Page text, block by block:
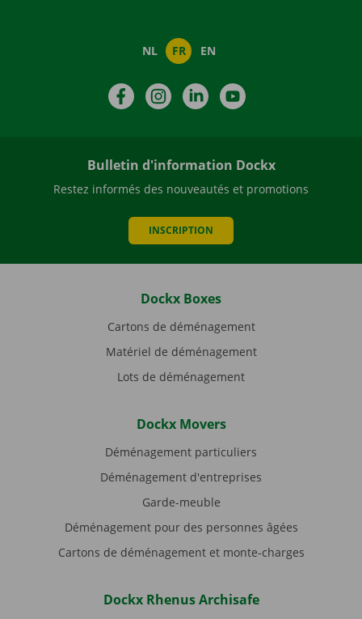
NL FR EN
FacebookInstagramLinkedIn
Bulletin d'information Dockx
Restez informés des nouveautés et promotions
INSCRIPTION
Dockx Boxes
Cartons de déménagement
Matériel de déménagement
Lots de déménagement
Dockx Movers
Déménagement particuliers
Déménagement d'entreprises
Garde-meuble
Déménagement pour des personnes âgées
Cartons de déménagement et monte-charges
Dockx Rhenus Archisafe